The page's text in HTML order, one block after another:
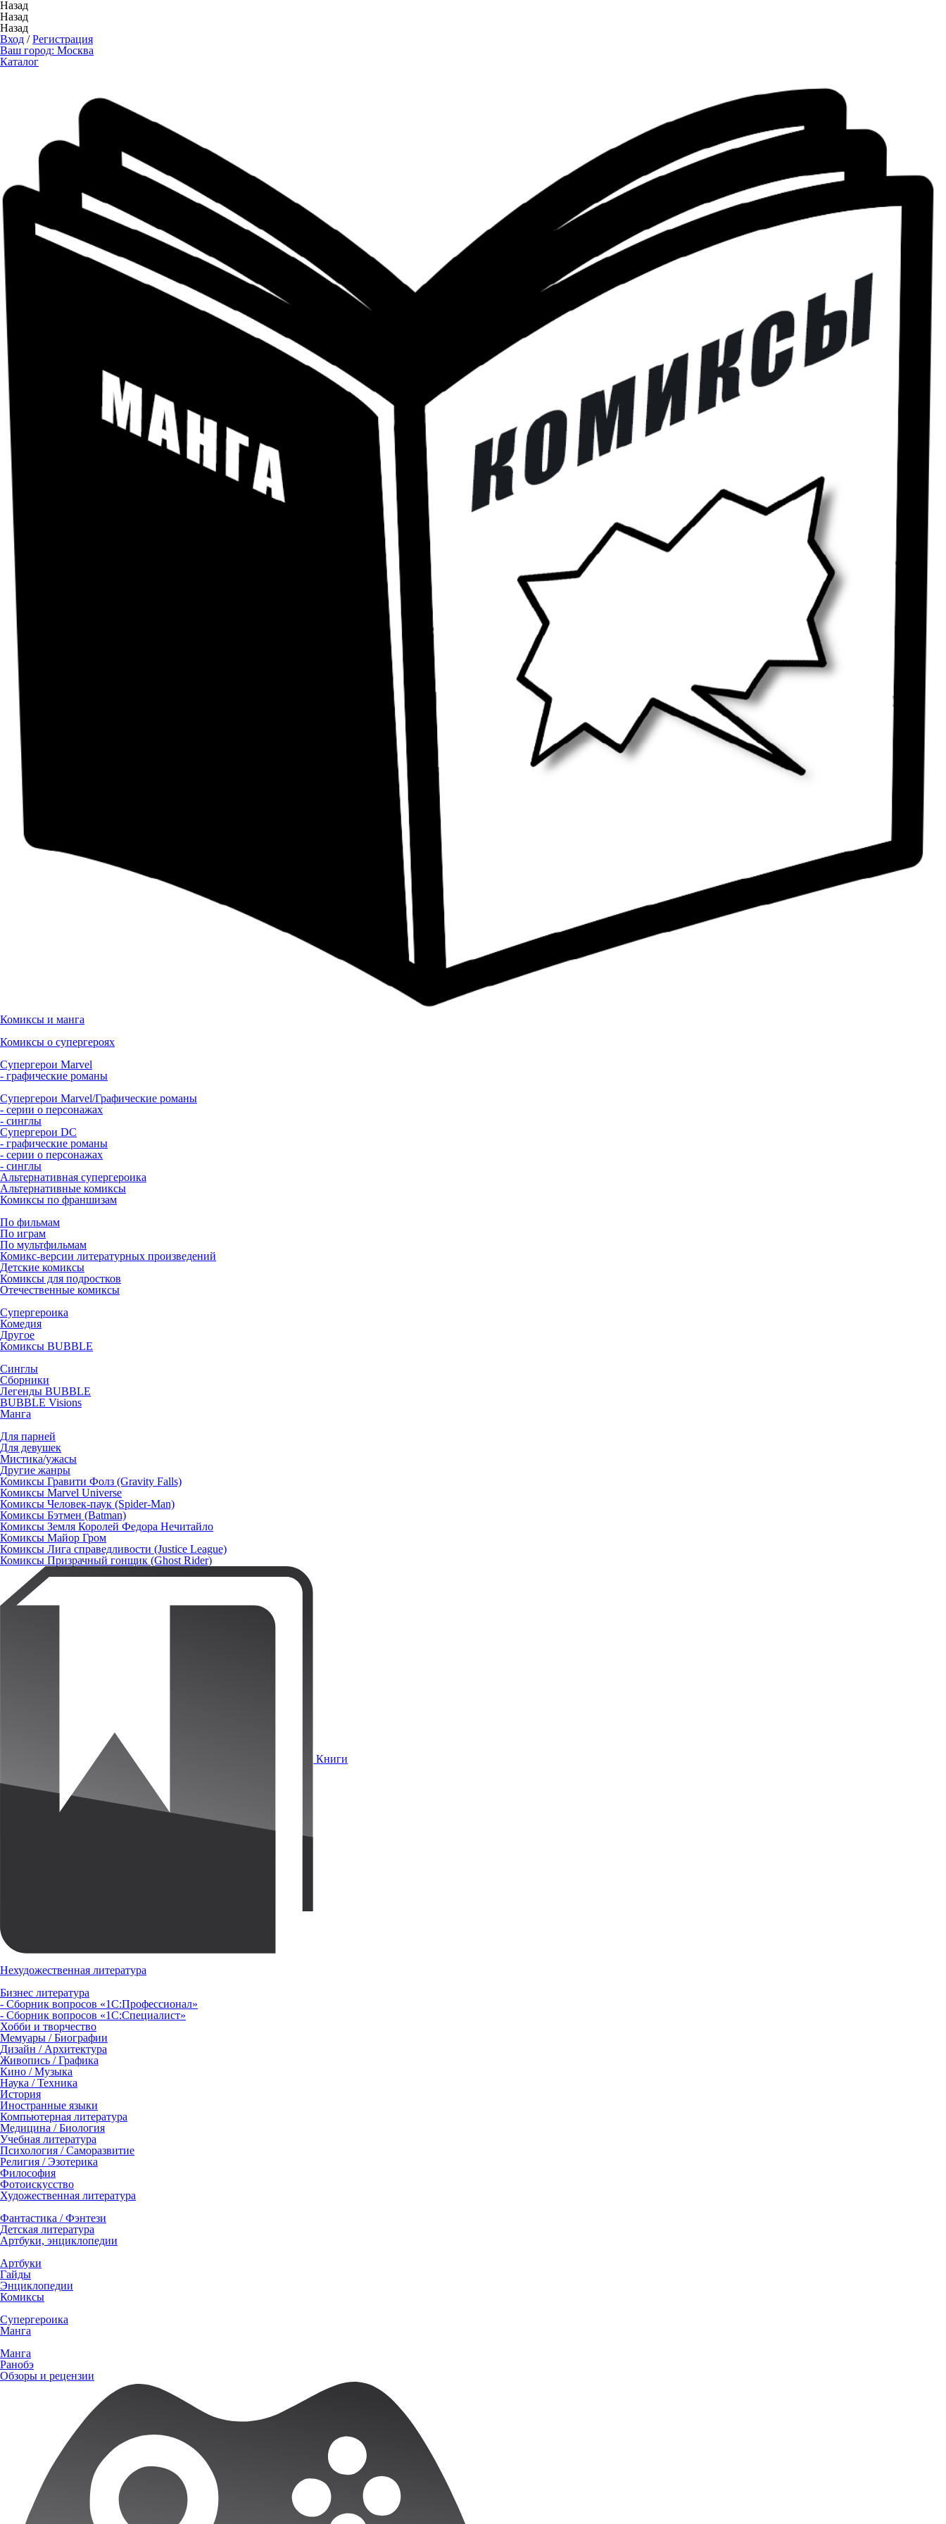
Назад
Назад
Назад
Вход /Регистрация
Ваш город: Москва
Каталог
Комиксы и манга
Комиксы о супергероях
Супергерои Marvel
- графические романы
Супергерои Marvel/Графические романы
- серии о персонажах
- синглы
Супергерои DC
- графические романы
- серии о персонажах
- синглы
Альтернативная супергероика
Альтернативные комиксы
Комиксы по франшизам
По фильмам
По играм
По мультфильмам
Комикс-версии литературных произведений
Детские комиксы
Комиксы для подростков
Отечественные комиксы
Супергероика
Комедия
Другое
Комиксы BUBBLE
Синглы
Сборники
Легенды BUBBLE
BUBBLE Visions
Манга
Для парней
Для девушек
Мистика/ужасы
Другие жанры
Комиксы Гравити Фолз (Gravity Falls)
Комиксы Marvel Universe
Комиксы Человек-паук (Spider-Man)
Комиксы Бэтмен (Batman)
Комиксы Земля Королей Федора Нечитайло
Комиксы Майор Гром
Комиксы Лига справедливости (Justice League)
Комиксы Призрачный гонщик (Ghost Rider)
Книги
Нехудожественная литература
Бизнес литература
- Сборник вопросов «1С:Профессионал»
- Сборник вопросов «1С:Специалист»
Хобби и творчество
Мемуары / Биографии
Дизайн / Архитектура
Живопись / Графика
Кино / Музыка
Наука / Техника
История
Иностранные языки
Компьютерная литература
Медицина / Биология
Учебная литература
Психология / Саморазвитие
Религия / Эзотерика
Философия
Фотоискусство
Художественная литература
Фантастика / Фэнтези
Детская литература
Артбуки, энциклопедии
Артбуки
Гайды
Энциклопедии
Комиксы
Супергероика
Манга
Манга
Ранобэ
Обзоры и рецензии